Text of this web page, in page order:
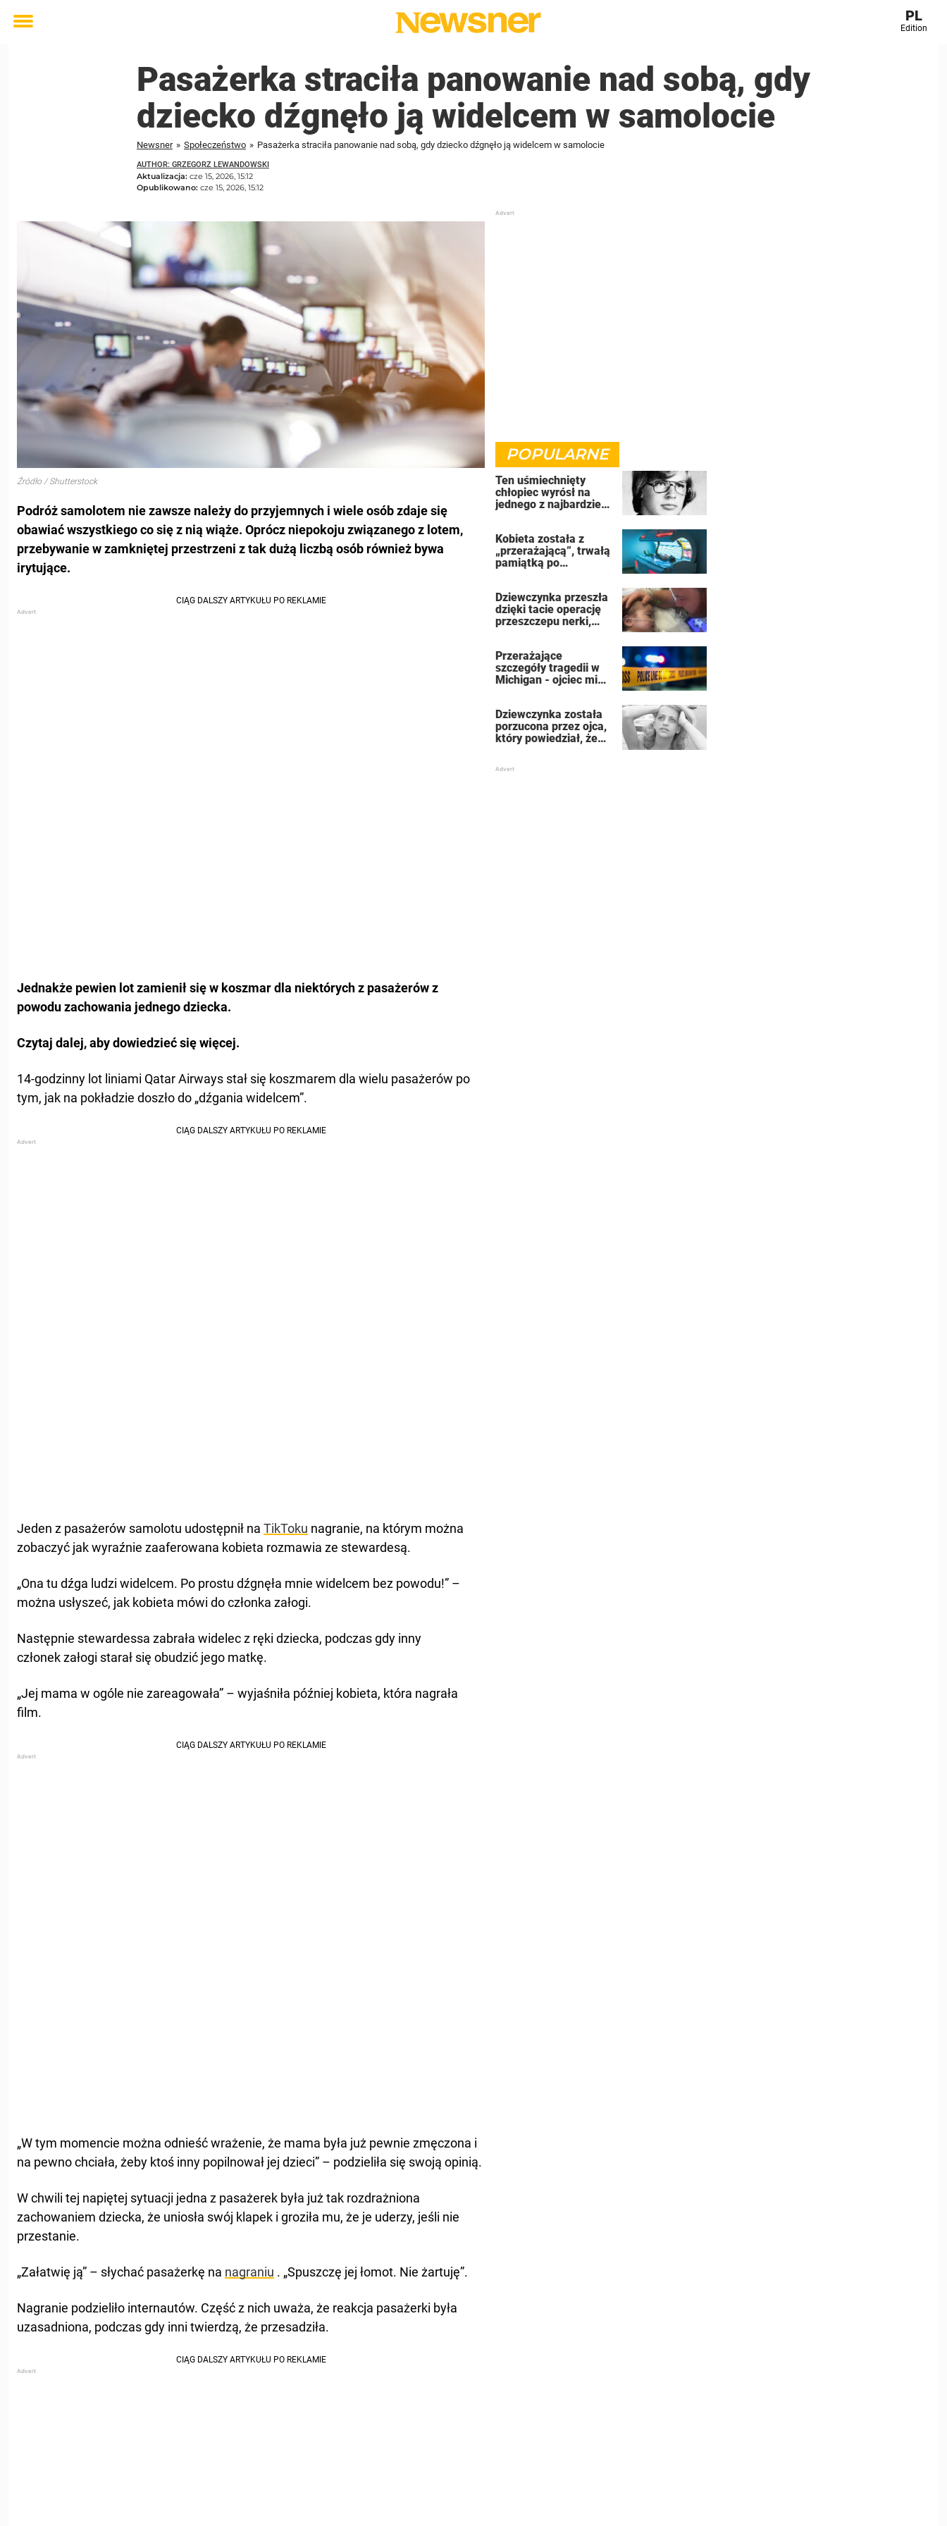
Toggle
PL
Edition
Pasażerka straciła panowanie nad sobą, gdy
dziecko dźgnęło ją widelcem w samolocie
Newsner » Społeczeństwo » Pasażerka straciła panowanie nad sobą, gdy dziecko dźgnęło ją widelcem w samolocie
AUTHOR: GRZEGORZ LEWANDOWSKI
Aktualizacja: cze 15, 2026, 15:12
Opublikowano: cze 15, 2026, 15:12
Źródło / Shutterstock
Podróż samolotem nie zawsze należy do przyjemnych i wiele osób zdaje się
obawiać wszystkiego co się z nią wiąże. Oprócz niepokoju związanego z lotem,
przebywanie w zamkniętej przestrzeni z tak dużą liczbą osób również bywa
irytujące.
Jednakże pewien lot zamienił się w koszmar dla niektórych z pasażerów z
powodu zachowania jednego dziecka.
Czytaj dalej, aby dowiedzieć się więcej.
14-godzinny lot liniami Qatar Airways stał się koszmarem dla wielu pasażerów po
tym, jak na pokładzie doszło do „dźgania widelcem”.
Jeden z pasażerów samolotu udostępnił na TikToku nagranie, na którym można
zobaczyć jak wyraźnie zaaferowana kobieta rozmawia ze stewardesą.
„Ona tu dźga ludzi widelcem. Po prostu dźgnęła mnie widelcem bez powodu!” –
można usłyszeć, jak kobieta mówi do członka załogi.
Następnie stewardessa zabrała widelec z ręki dziecka, podczas gdy inny
członek załogi starał się obudzić jego matkę.
„Jej mama w ogóle nie zareagowała” – wyjaśniła później kobieta, która nagrała
film.
„W tym momencie można odnieść wrażenie, że mama była już pewnie zmęczona i
na pewno chciała, żeby ktoś inny popilnował jej dzieci” – podzieliła się swoją opinią.
W chwili tej napiętej sytuacji jedna z pasażerek była już tak rozdrażniona
zachowaniem dziecka, że ​​uniosła swój klapek i groziła mu, że je uderzy, jeśli nie
przestanie.
„Załatwię ją” – słychać pasażerkę na nagraniu . „Spuszczę jej łomot. Nie żartuję”.
Nagranie podzieliło internautów. Część z nich uważa, że ​​reakcja pasażerki była
uzasadniona, podczas gdy inni twierdzą, że przesadziła.
POPULARNE
Ten uśmiechnięty
chłopiec wyrósł na
jednego z najbardziej
Kobieta została z
„przerażającą”, trwałą
pamiątką po
Dziewczynka przeszła
dzięki tacie operację
przeszczepu nerki,
Przerażające
szczegóły tragedii w
Michigan - ojciec miał
siebie
Dziewczynka została
porzucona przez ojca,
który powiedział, że
znaną aktorką